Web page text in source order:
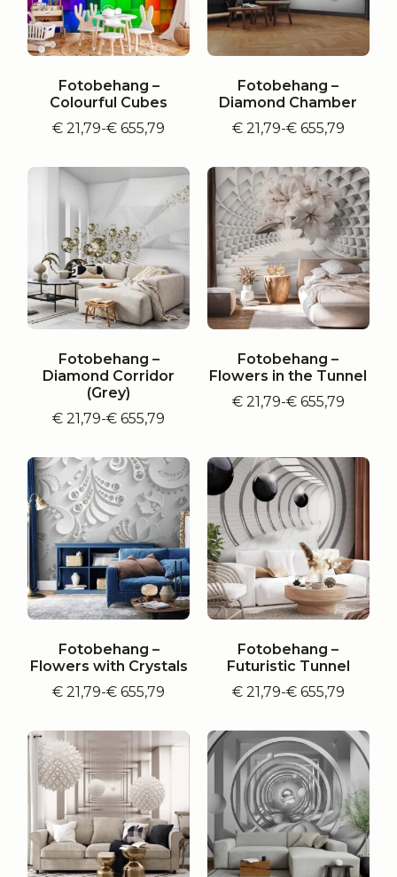
Fotobehang –
Colourful Cubes
€ 21,79-€ 655,79
Prijsklasse:
tot
€ 655,79
Fotobehang –
Diamond Chamber
€21,79-€655,79
Prijsklasse:
tot
€ 655,79
Fotobehang –
Diamond Corridor
(Grey)
€ 21,79-€ 655,79
Prijsklasse:
tot
€ 655,79
Fotobehang –
Flowers in the Tunnel
€21,79-€655,79
Prijsklasse:
€ 655,79
Fotobehang –
Flowers with Crystals
€ 21,79-€ 655,79
Prijsklasse:
tot
€ 655,79
Fotobehang –
Futuristic Tunnel
€21,79-€655,79
Prijsklasse:
tot
€ 655,79